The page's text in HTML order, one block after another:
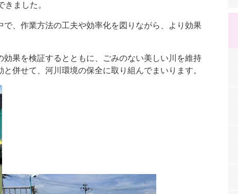
ました。
、作業方法の工夫や効率化を図りながら、より効果
果を検証するとともに、ごみのない美しい川を維持
併せて、河川環境の保全に取り組んでまいります。